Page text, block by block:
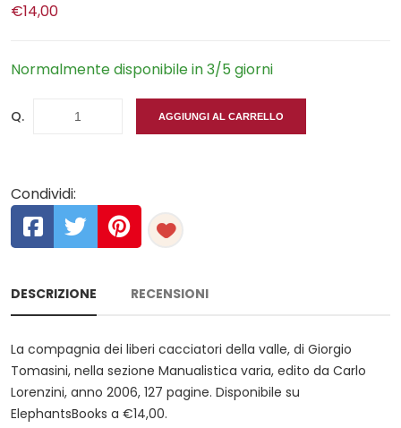
€14,00
Normalmente disponibile in 3/5 giorni
Q. AGGIUNGI AL CARRELLO
Condividi:
DESCRIZIONE RECENSIONI
La compagnia dei liberi cacciatori della valle, di Giorgio
Tomasini, nella sezione Manualistica varia, edito da Carlo
Lorenzini, anno 2006, 127 pagine. Disponibile su
ElephantsBooks a €14,00.